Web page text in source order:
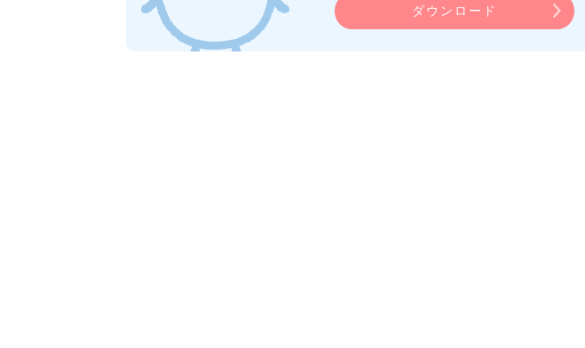
ダウンロード